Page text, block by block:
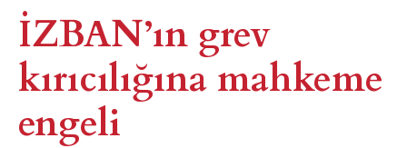
İZBAN’ın grev
kırıcılığına mahkeme
engeli